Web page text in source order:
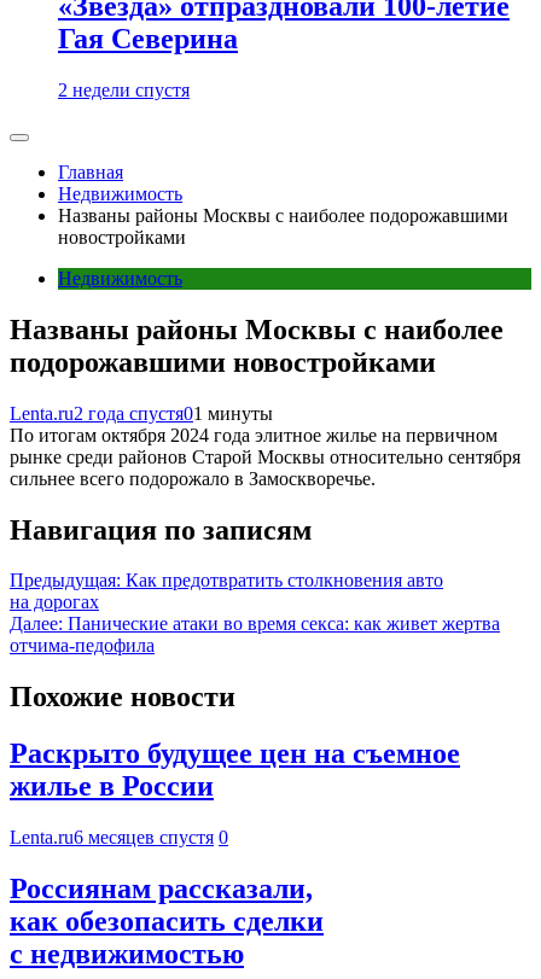
Гая Северина
2 недели спустя
Главная
Недвижимость
Названы районы Москвы с наиболее подорожавшими
новостройками
Недвижимость
Названы районы Москвы с наиболее
подорожавшими новостройками
Lenta.ru2 года спустя01 минуты
По итогам октября 2024 года элитное жилье на первичном
рынке среди районов Старой Москвы относительно сентября
сильнее всего подорожало в Замоскворечье.
Навигация по записям
Предыдущая: Как предотвратить столкновения авто
на дорогах
Далее: Панические атаки во время секса: как живет жертва
отчима-педофила
Похожие новости
Раскрыто будущее цен на съемное
жилье в России
Lenta.ru6 месяцев спустя 0
Россиянам рассказали,
как обезопасить сделки
с недвижимостью